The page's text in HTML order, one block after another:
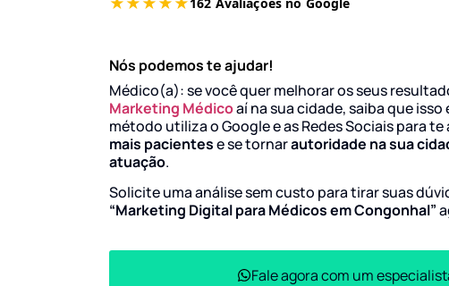
Nós podemos te ajudar!
Médico(a): se você quer melhorar os seus
Marketing Médicoaí na sua cidade, saiba que isso
método utiliza o Google e as Redes Sociais para te
mais pacientese se tornarautoridade na sua
atuação.
Solicite uma análise sem custo para tirar suas
“Marketing Digital para Médicos em Congonhal”
Fale agora com um